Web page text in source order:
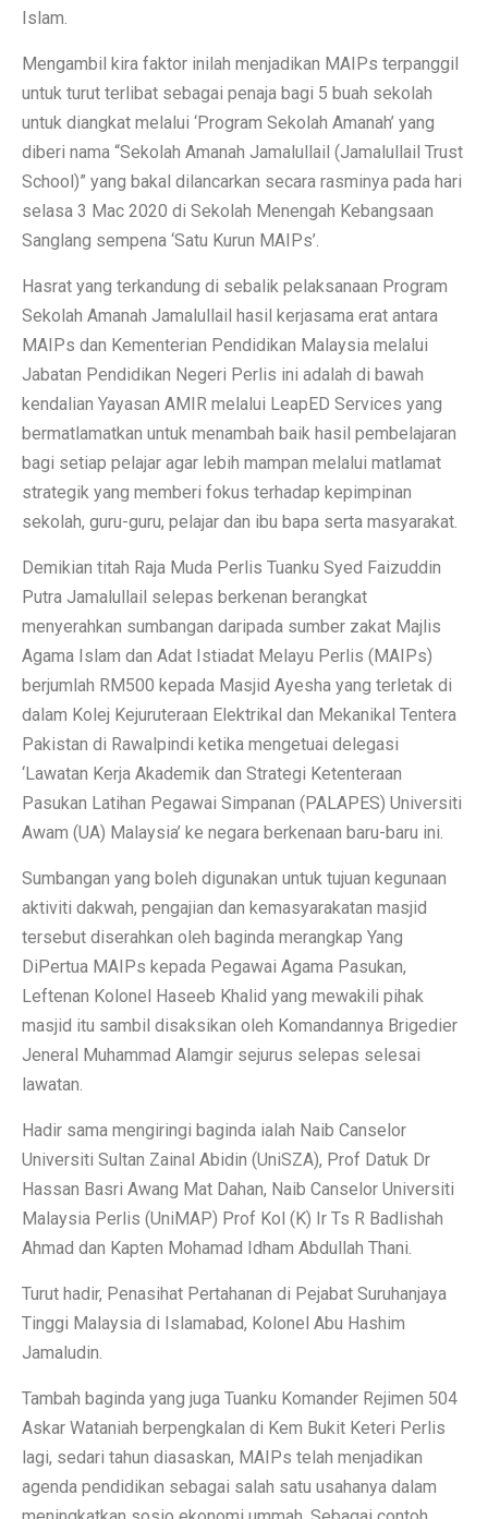
Islam.
Mengambil kira faktor inilah menjadikan MAIPs terpanggil
untuk turut terlibat sebagai penaja bagi 5 buah sekolah
untuk diangkat melalui ‘Program Sekolah Amanah’ yang
diberi nama “Sekolah Amanah Jamalullail (Jamalullail Trust
School)” yang bakal dilancarkan secara rasminya pada hari
selasa 3 Mac 2020 di Sekolah Menengah Kebangsaan
Sanglang sempena ‘Satu Kurun MAIPs’.
Hasrat yang terkandung di sebalik pelaksanaan Program
Sekolah Amanah Jamalullail hasil kerjasama erat antara
MAIPs dan Kementerian Pendidikan Malaysia melalui
Jabatan Pendidikan Negeri Perlis ini adalah di bawah
kendalian Yayasan AMIR melalui LeapED Services yang
bermatlamatkan untuk menambah baik hasil pembelajaran
bagi setiap pelajar agar lebih mampan melalui matlamat
strategik yang memberi fokus terhadap kepimpinan
sekolah, guru-guru, pelajar dan ibu bapa serta masyarakat.
Demikian titah Raja Muda Perlis Tuanku Syed Faizuddin
Putra Jamalullail selepas berkenan berangkat
menyerahkan sumbangan daripada sumber zakat Majlis
Agama Islam dan Adat Istiadat Melayu Perlis (MAIPs)
berjumlah RM500 kepada Masjid Ayesha yang terletak di
dalam Kolej Kejuruteraan Elektrikal dan Mekanikal Tentera
Pakistan di Rawalpindi ketika mengetuai delegasi
‘Lawatan Kerja Akademik dan Strategi Ketenteraan
Pasukan Latihan Pegawai Simpanan (PALAPES) Universiti
Awam (UA) Malaysia’ ke negara berkenaan baru-baru ini.
Sumbangan yang boleh digunakan untuk tujuan kegunaan
aktiviti dakwah, pengajian dan kemasyarakatan masjid
tersebut diserahkan oleh baginda merangkap Yang
DiPertua MAIPs kepada Pegawai Agama Pasukan,
Leftenan Kolonel Haseeb Khalid yang mewakili pihak
masjid itu sambil disaksikan oleh Komandannya Brigedier
Jeneral Muhammad Alamgir sejurus selepas selesai
lawatan.
Hadir sama mengiringi baginda ialah Naib Canselor
Universiti Sultan Zainal Abidin (UniSZA), Prof Datuk Dr
Hassan Basri Awang Mat Dahan, Naib Canselor Universiti
Malaysia Perlis (UniMAP) Prof Kol (K) Ir Ts R Badlishah
Ahmad dan Kapten Mohamad Idham Abdullah Thani.
Turut hadir, Penasihat Pertahanan di Pejabat Suruhanjaya
Tinggi Malaysia di Islamabad, Kolonel Abu Hashim
Jamaludin.
Tambah baginda yang juga Tuanku Komander Rejimen 504
Askar Wataniah berpengkalan di Kem Bukit Keteri Perlis
lagi, sedari tahun diasaskan, MAIPs telah menjadikan
agenda pendidikan sebagai salah satu usahanya dalam